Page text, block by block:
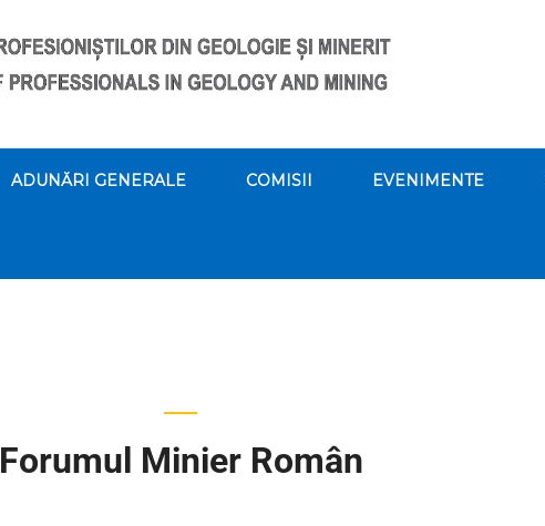
ADUNĂRI GENERALE COMISII EVENIMENTE
Forumul Minier Român